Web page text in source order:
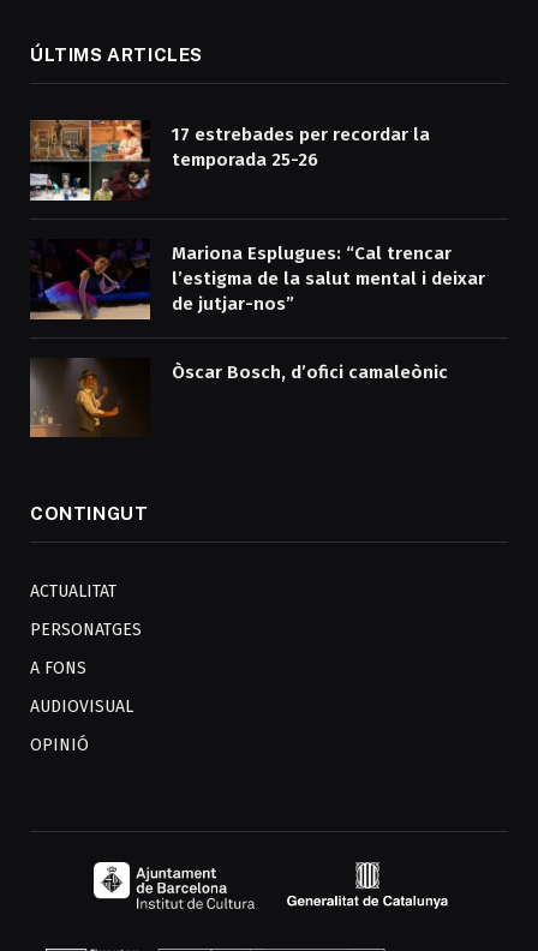
ÚLTIMS ARTICLES
17 estrebades per recordar la
temporada 25-26
Mariona Esplugues: “Cal trencar
l’estigma de la salut mental i deixar
de jutjar-nos”
Òscar Bosch, d’ofici camaleònic
CONTINGUT
ACTUALITAT
PERSONATGES
A FONS
AUDIOVISUAL
OPINIÓ